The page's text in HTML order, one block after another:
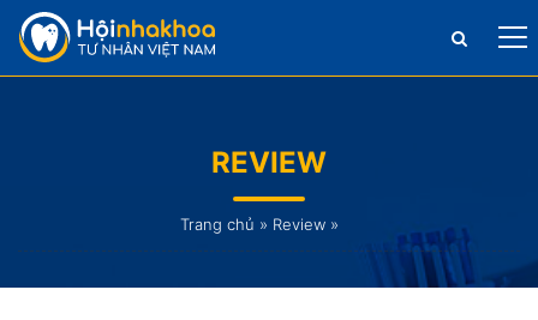
REVIEW
Trang chủ » Review »